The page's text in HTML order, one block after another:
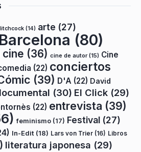
(14) arte (27)
Barcelona (80)
cine (36) cine de autor(15) Cine
(22) conciertos
(39) D'A (22) David
(30) El Click (29)
(22) entrevista (39)
feminismo (17) Festival (27)
In-Edit (18) Lars von Trier (16) Libros
literatura japonesa (29)